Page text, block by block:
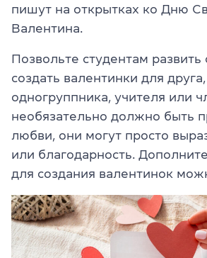
пишут на открытках ко Дню
Валентина.
Позвольте студентам развить
создать валентинки для друга,
одногруппника, учителя или
необязательно должно быть
любви, они могут просто
или благодарность.
для создания валентинок